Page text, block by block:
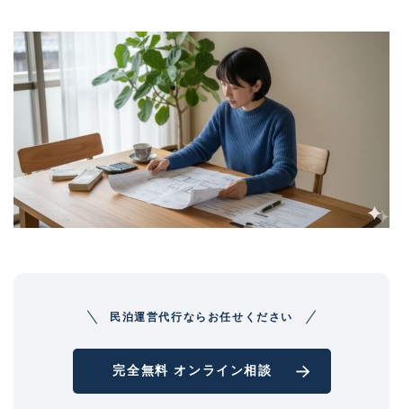
民泊運営代行ならお任せください
完全無料 オンライン相談